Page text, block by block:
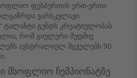
ფეხბურთის ერთ-ერთი
ვარსკვლავი.
ტალანტი გუნდს კრეატიულობას
რომ გიულერი მუდმივ
ავსტრალიელ მცველებს 90
მსოფლიო ჩემპიონატზე